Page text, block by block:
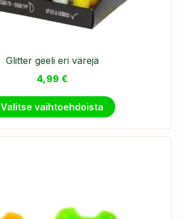
Glitter geeli eri värejä
4,99 €
Valitse vaihtoehdoista